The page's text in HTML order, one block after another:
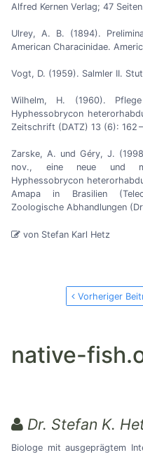
Alfred Kernen Verlag; 47
Ulrey, A. B. (1894).
American Characinidae.
Vogt, D. (1959). Salmler II.
Wilhelm, H. (1960).
Hyphessobrycon
Zeitschrift (DATZ) 13 (6): 162 –
Zarske, A. und Géry, J.
nov., eine neue und
Hyphessobrycon
Amapa in Brasilien
Zoologische Abhandlungen
von Stefan Karl Hetz
Vorheriger
native-
Dr. Stefan K.
Biologe mit ausgeprägtem